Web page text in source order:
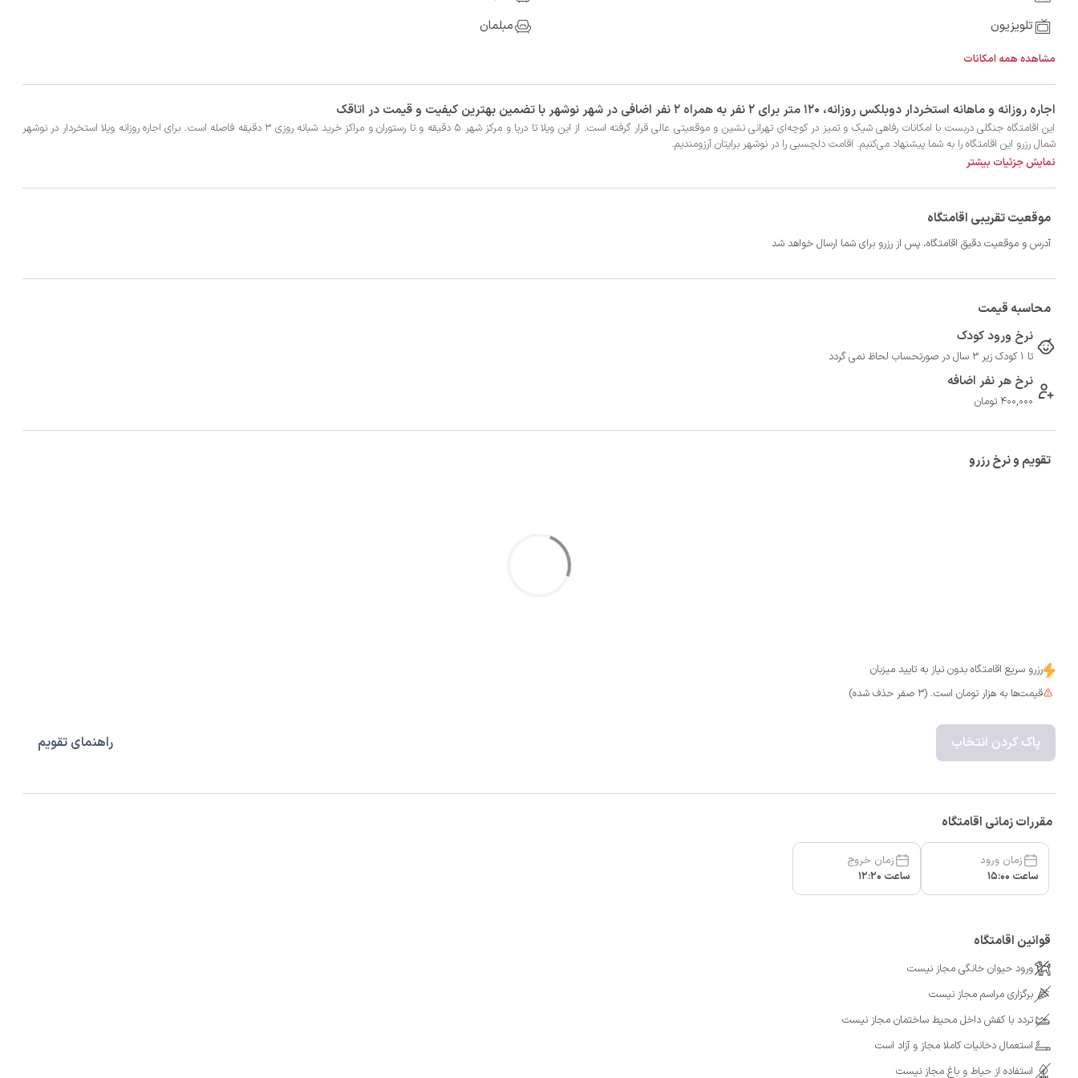
تلویزیون
مبلمان
مشاهده همه امکانات
‫‫اجاره روزانه و ماهانه استخردار دوبلکس روزانه، 120 متر برای 2 نفر به همراه 2 نفر اضافی در شهر نوشهر با تضمین بهترین کیفیت و قیمت در اتاقک
شمال رزرو این اقامتگاه را به شما پیشنهاد می‌‌کنیم. اقامت دلچسبی را در نوشهر برایتان آرزومندیم.
نمایش جزئیات بیشتر
موقعیت تقریبی اقامتگاه
آدرس و موقعیت دقیق اقامتگاه، پس از رزرو برای شما ارسال خواهد شد
محاسبه قیمت
نرخ ورود کودک
تا 1 کودک زیر 3 سال در صورتحساب لحاظ نمی گردد
نرخ هر نفر اضافه
400,000 تومان
تقویم و نرخ رزرو
رزرو سریع اقامتگاه بدون نیاز به تایید میزبان
قیمت‌ها به هزار تومان است. (3 صفر حذف شده)
پاک کردن انتخاب راهنمای تقویم
مقررات زمانی اقامتگاه
زمان ورود
ساعت 15:00
زمان خروج
ساعت 12:20
قوانین اقامتگاه
ورود حیوان خانگی مجاز نیست
برگزاری مراسم مجاز نیست
تردد با کفش داخل محیط ساختمان مجاز نیست
استعمال دخانیات کاملا مجاز و آزاد است
استفاده از حیاط و باغ مجاز نیست